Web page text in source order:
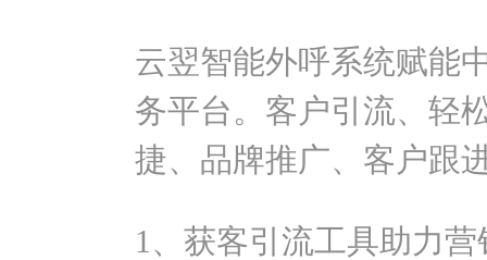
云翌智能外呼系统赋能
务平台。客户引流、轻
捷、品牌推广、客户跟
1、获客引流工具助力